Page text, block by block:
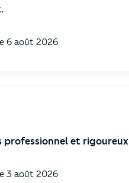
6 août 2026
et rigoureux
3 août 2026